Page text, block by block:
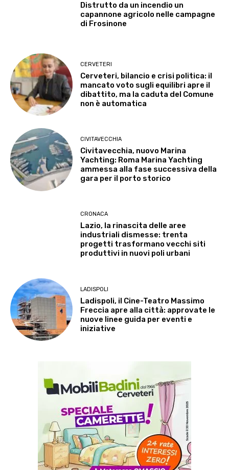
Distrutto da un incendio un
capannone agricolo nelle campagne
di Frosinone
CERVETERI
Cerveteri, bilancio e crisi politica: il
mancato voto sugli equilibri apre il
dibattito, ma la caduta del Comune
non è automatica
CIVITAVECCHIA
Civitavecchia, nuovo Marina
Yachting: Roma Marina Yachting
ammessa alla fase successiva della
gara per il porto storico
CRONACA
Lazio, la rinascita delle aree
industriali dismesse: trenta
progetti trasformano vecchi siti
produttivi in nuovi poli urbani
LADISPOLI
Ladispoli, il Cine-Teatro Massimo
Freccia apre alla città: approvate le
nuove linee guida per eventi e
iniziative